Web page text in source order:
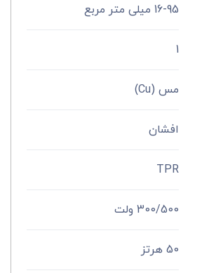
16-95 میلی متر مربع
1
مس (Cu)
افشان
TPR
300/500 ولت
50 هرتز